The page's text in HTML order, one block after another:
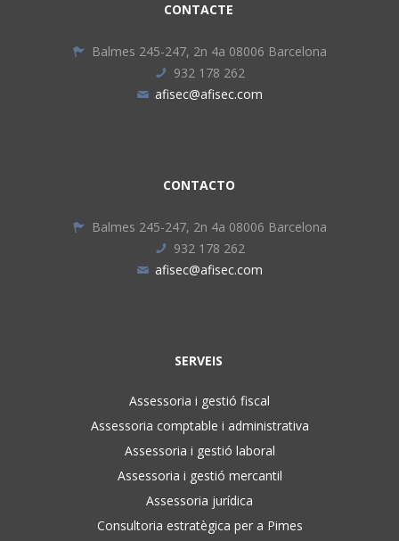
CONTACTE
Balmes 245-247, 2n 4a 08006 Barcelona
932 178 262
afisec@afisec.com
CONTACTO
Balmes 245-247, 2n 4a 08006 Barcelona
932 178 262
afisec@afisec.com
SERVEIS
Assessoria i gestió fiscal
Assessoria comptable i administrativa
Assessoria i gestió laboral
Assessoria i gestió mercantil
Assessoria jurídica
Consultoria estratègica per a Pimes